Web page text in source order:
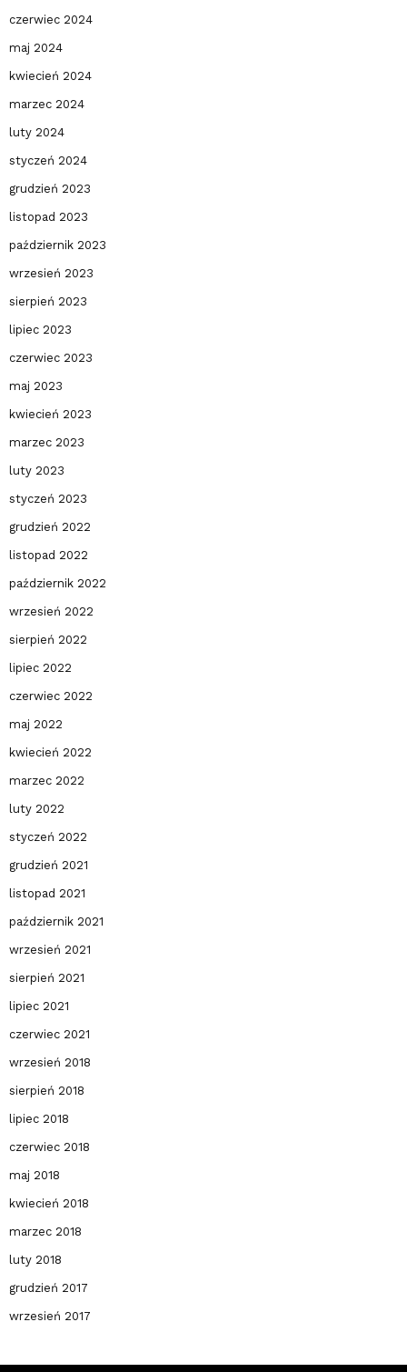
czerwiec 2024
maj 2024
kwiecień 2024
marzec 2024
luty 2024
styczeń 2024
grudzień 2023
listopad 2023
październik 2023
wrzesień 2023
sierpień 2023
lipiec 2023
czerwiec 2023
maj 2023
kwiecień 2023
marzec 2023
luty 2023
styczeń 2023
grudzień 2022
listopad 2022
październik 2022
wrzesień 2022
sierpień 2022
lipiec 2022
czerwiec 2022
maj 2022
kwiecień 2022
marzec 2022
luty 2022
styczeń 2022
grudzień 2021
listopad 2021
październik 2021
wrzesień 2021
sierpień 2021
lipiec 2021
czerwiec 2021
wrzesień 2018
sierpień 2018
lipiec 2018
czerwiec 2018
maj 2018
kwiecień 2018
marzec 2018
luty 2018
grudzień 2017
wrzesień 2017